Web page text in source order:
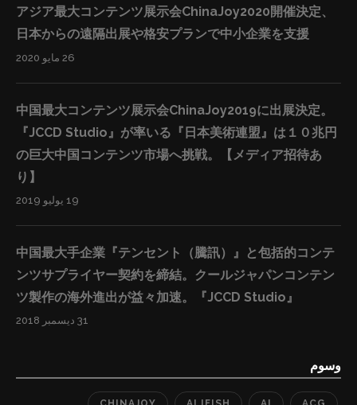
■『JCCD Studio』のグローバルOnline出版事業の特
徴： ①制作時間はわずか数時間から可能で、制作コスト
が低い ②ロイヤルティーが高い ③平均単価は書籍の２倍
において、弊社公式アカウントのフォロワー数は合計1万
人以上獲得し、コメントも数十万を超えました。 今後も
様々なコンテンツ業界の企業と提携を強化し、より多く
の方々に日本のクール·ジャパンのコンテンツを届けてい
きます。現在はすでに数社と提携し、提携企業のコンテ
ンツを世界各地域にローカライズし、オンライン”出
版”を実現させる予定です。一方、個人の創作者たちにと
って、自分自身のノウハウが入ったコンテンツを弊社の
Online”出版”に通じて、世界に広げることが可能になり
テンツをPRしていきたいと考えております。 グローバ
ルOnline出版は、日本のコンテンツに関わる方々の課題
に着目しているこそ、コンテンツ市場自体を拡大させる
可能性に満ちていると思っています。自社もしくはご自
いましたら、ぜひ、当日会場にお越しください！
■『JCCD STUDIO』のグローバルOnline出版事業の特
るイラストレーターが足りておらず、学びたい人がたく
さんいます。弊社はそこに着目し、事業を行っていま
す。 今後も様々なコンテンツ業界の企業との提携を強化
携企業のコンテンツを世界各地域にローカライズし、オ
ンライン”出版”を実現させる予定です。既に海外でファ
ンを獲得している弊社のe-Learningを軸に、様々な日本
企業のコンテンツをPRしていきたいと考えております。
自社もしくはご自身のコンテンツを世界へ届けたいとい
さい。 ■『JCCD STUDIO』のe-Learning出版事業の特
徴： ①制作時間はわずか数時間から可能で、制作コスト
が低い ②ロイヤルティーが高い ③平均単価は書籍の２倍
以上 ④販売期間が永久的、内容の追加更新も随時可能 ⑤
豊富 ⑥グローバルな展開が可能、現在は3つの言語で12
カ国のユーザーに提供 ⑦ペーパーレスで環境に優しい ■
アジア最大コンテンツ展示会ChinaJoy2020開催決定、
日本からの遠隔出展や格安プランで中小企業を支援
26 مايو 2020
中国最大コンテンツ展示会ChinaJoy2019に出展決定。
『JCCD Studio』が率いる『日本美術連盟』は１０兆円
の巨大中国コンテンツ市場へ挑戦。【メディア招待あ
り】
19 يوليو 2019
中国最大手企業『テンセント（騰訊）』と包括的コンテ
ンツサプライヤー契約を締結。クールジャパンコンテン
ツ製作の海外進出が益々加速。『JCCD Studio』
31 ديسمبر 2018
وسوم